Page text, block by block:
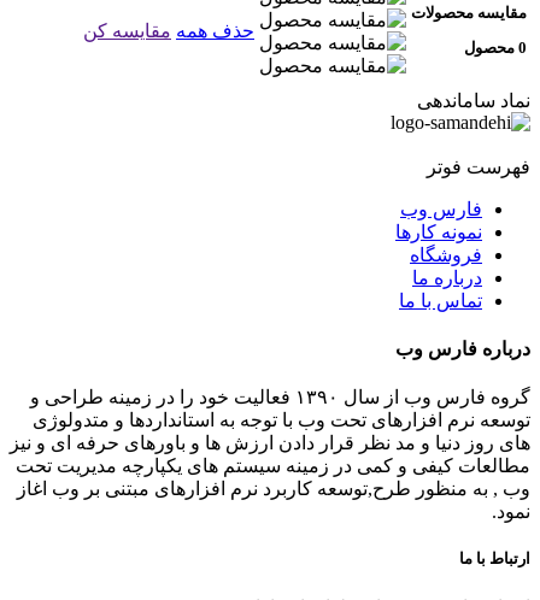
مقایسه محصولات
0 محصول
حذف همه مقایسه کن
نماد ساماندهی
فهرست فوتر
فارس وب
نمونه کارها
فروشگاه
درباره ما
تماس با ما
درباره فارس وب
گروه فارس وب از سال ۱۳۹۰ فعالیت خود را در زمینه طراحی و
توسعه نرم افزارهای تحت وب با توجه به استانداردها و متدولوژی
های روز دنیا و مد نظر قرار دادن ارزش ها و باورهای حرفه ای و نیز
مطالعات کیفی و کمی در زمینه سیستم های یکپارچه مدیریت تحت
وب , به منظور طرح,توسعه کاربرد نرم افزارهای مبتنی بر وب اغاز
نمود.
ارتباط با ما